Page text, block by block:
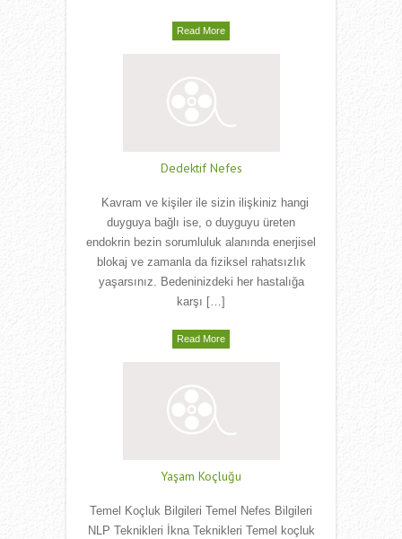
Read More
Dedektif Nefes
Kavram ve kişiler ile sizin ilişkiniz hangi
duyguya bağlı ise, o duyguyu üreten
endokrin bezin sorumluluk alanında enerjisel
blokaj ve zamanla da fiziksel rahatsızlık
yaşarsınız. Bedeninizdeki her hastalığa
karşı […]
Read More
Yaşam Koçluğu
Temel Koçluk Bilgileri Temel Nefes Bilgileri
NLP Teknikleri İkna Teknikleri Temel koçluk